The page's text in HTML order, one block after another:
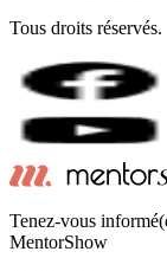
Tous droits réservés.
Tenez-vous
MentorShow